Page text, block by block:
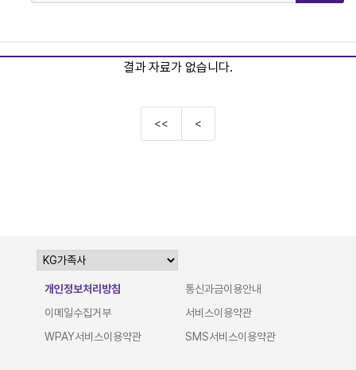
결과 자료가 없습니다.
<< <
개인정보처리방침
통신과금이용안내
이메일수집거부
서비스이용약관
WPAY서비스이용약관
SMS서비스이용약관